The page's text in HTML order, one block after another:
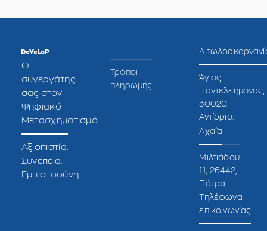
O
συνεργάτης
σας στον
Ψηφιακό
Μετασχηματισμό.
Αξιοπιστία.
Συνέπεια.
Εμπιστοσύνη.
Τρόποι
πληρωμής
Άγιος
Παντελεήμονας,
30020,
Αντίρριο.
Αχαΐα
Μιλτιάδου
11, 26442,
Πάτρα.
Τηλέφωνα
επικοινωνίας